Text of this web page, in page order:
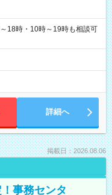
時・10時～19時も相談可
詳細へ
掲載日：2026.08.06
事務センタ